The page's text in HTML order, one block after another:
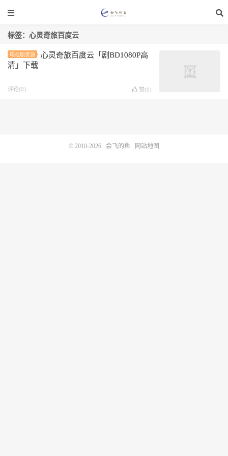
标签：心灵奇旅百度云
电视剧资源
心灵奇旅百度云「剧BD1080P高
清」下载
评论(0) 赞(0)
© 2010-2026 会飞的鱼 网站地图